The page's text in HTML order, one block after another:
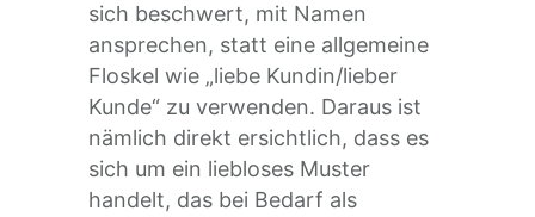
sich beschwert, mit Namen
ansprechen, statt eine allgemeine
Floskel wie „liebe Kundin/lieber
Kunde“ zu verwenden. Daraus ist
nämlich direkt ersichtlich, dass es
sich um ein liebloses Muster
handelt, das bei Bedarf als